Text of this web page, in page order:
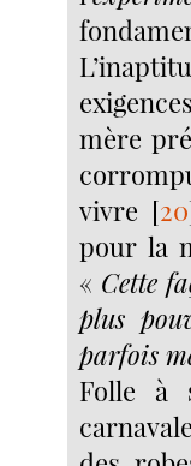
mère
vivre [20
pour la
« Cette
plus
parfois
Folle à